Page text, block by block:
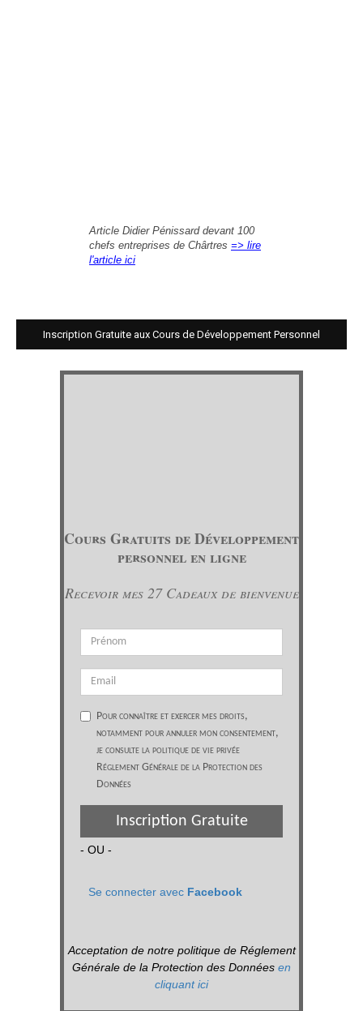
Article Didier Pénissard devant 100
chefs entreprises de Chârtres => lire
l'article ici
Inscription Gratuite aux Cours de Développement Personnel
Cours Gratuits de Développement
personnel en ligne
Recevoir mes 27 Cadeaux de bienvenue
Pour connaître et exercer mes droits,
notamment pour annuler mon consentement,
je consulte la politique de vie privée
Réglement Générale de la Protection des
Données
Inscription Gratuite
- OU -
Se connecter avec Facebook
Acceptation de notre politique de Réglement
Générale de la Protection des Données en
cliquant ici